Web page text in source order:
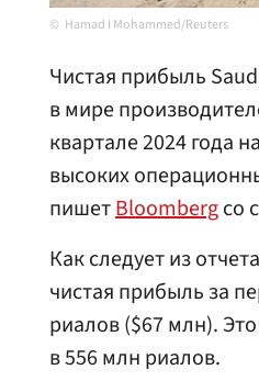
Hamad I Mohammed/Reuters
Чистая прибыль
в мире
квартале 2024 года
высоких
пишетBloombergсо
Как следует из
чистая прибыль за
риалов ($67 млн).
в 556 млн риалов.